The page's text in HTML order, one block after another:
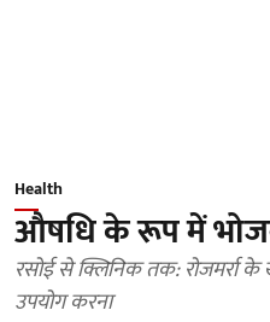
Health
औषधि के रूप में
रसोई से क्लिनिक तक: रोजमर्रा के
उपयोग करना